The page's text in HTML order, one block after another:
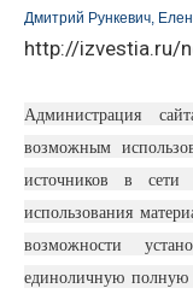
Дмитрий Рункевич,
http://izvestia.ru/
Администрация
возможным
источников в сети
использования
возможности
единоличную полную